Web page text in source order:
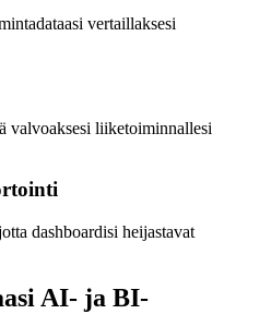
vertaillaksesi
valvoaksesi liiketoiminnallesi
dashboardisi heijastavat
AI- ja BI-